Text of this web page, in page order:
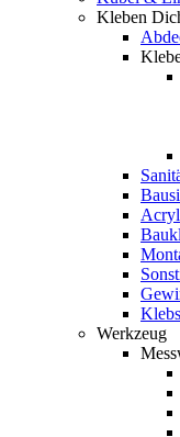
Kleben
Acryl
Werkzeug